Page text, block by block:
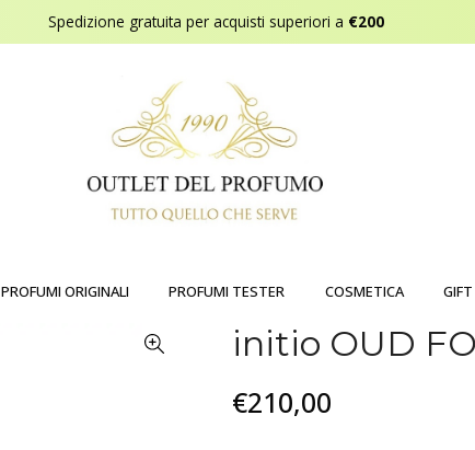
Spedizione gratuita per acquisti superiori a €200
PROFUMI ORIGINALI PROFUMI TESTER COSMETICA
initio OUD
€210,00